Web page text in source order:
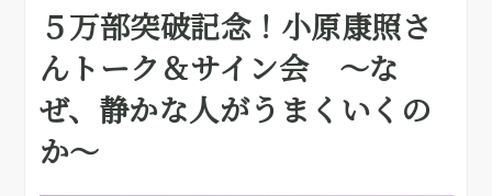
５万部突破記念！小原康照さ
んトーク＆サイン会 ～な
ぜ、静かな人がうまくいくの
か～